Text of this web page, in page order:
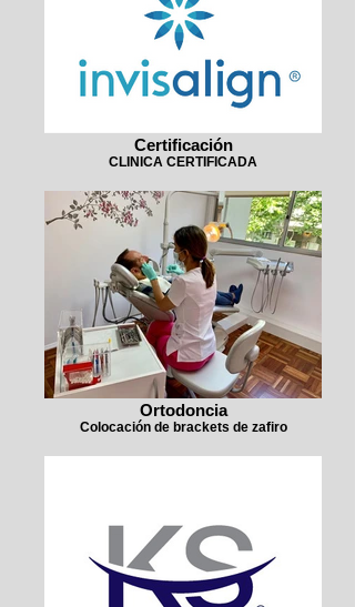
Certificación
CLINICA CERTIFICADA
Ortodoncia
Colocación de brackets de zafiro